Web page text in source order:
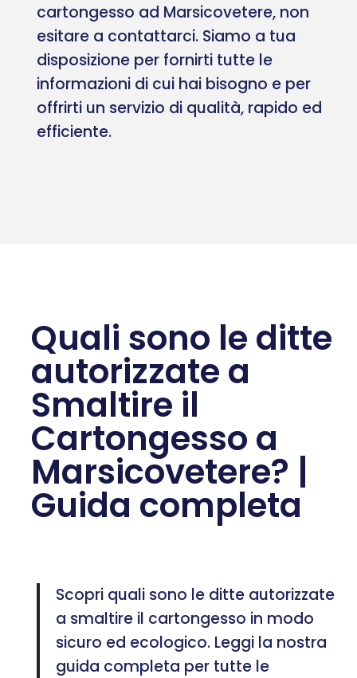
cartongesso ad Marsicovetere, non
esitare a contattarci. Siamo a tua
disposizione per fornirti tutte le
informazioni di cui hai bisogno e per
offrirti un servizio di qualità, rapido ed
efficiente.
Quali sono le ditte
autorizzate a
Smaltire il
Cartongesso a
Marsicovetere? |
Guida completa
Scopri quali sono le ditte autorizzate
a smaltire il cartongesso in modo
sicuro ed ecologico. Leggi la nostra
guida completa per tutte le